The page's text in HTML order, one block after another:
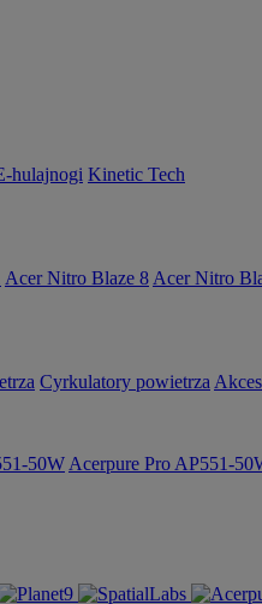
hulajnogi Kinetic Tech
Acer Nitro Blaze 8 Acer Nitro
Cyrkulatory powietrza
50W Acerpure Pro AP551-